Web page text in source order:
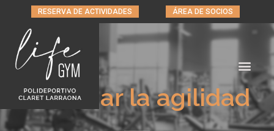
RESERVA DE ACTIVIDADES ÁREA DE SOCIOS
Entrenar la agilidad